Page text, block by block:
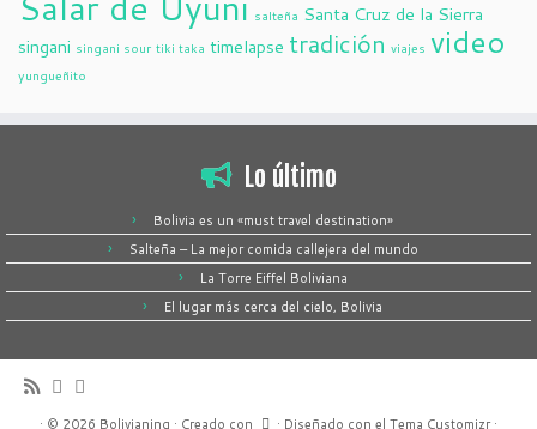
salteña Santa Cruz de la Sierra
singani singani sour tiki taka timelapse tradición viajes video
yungueñito
Lo último
Bolivia es un «must travel destination»
Salteña – La mejor comida callejera del mundo
La Torre Eiffel Boliviana
El lugar más cerca del cielo, Bolivia
· © 2026 Bolivianing · Creado con · Diseñado con el Tema Customizr·